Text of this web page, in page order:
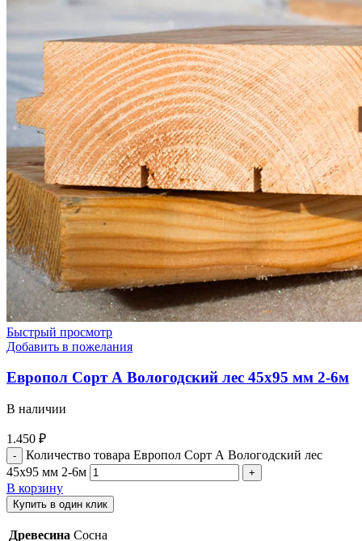
Быстрый просмотр
Добавить в пожелания
Европол Cорт А Вологодский лес 45х95 мм 2-6м
В наличии
1.450 ₽
Количество товара Европол Cорт А Вологодский лес
45х95 мм 2-6м
В корзину
Купить в один клик
Древесина Сосна